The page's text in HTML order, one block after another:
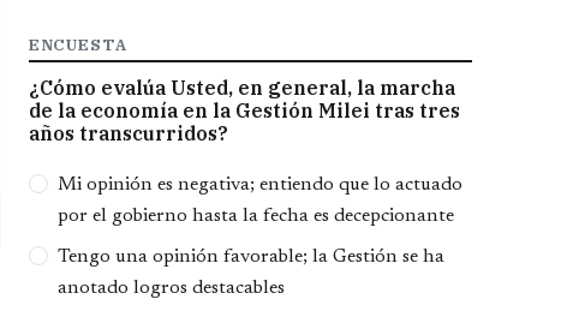
ENCUESTA
¿Cómo evalúa Usted, en general, la marcha
de la economía en la Gestión Milei tras tres
años transcurridos?
Opciones
Mi opinión es negativa; entiendo que lo actuado
por el gobierno hasta la fecha es decepcionante
Tengo una opinión favorable; la Gestión se ha
anotado logros destacables